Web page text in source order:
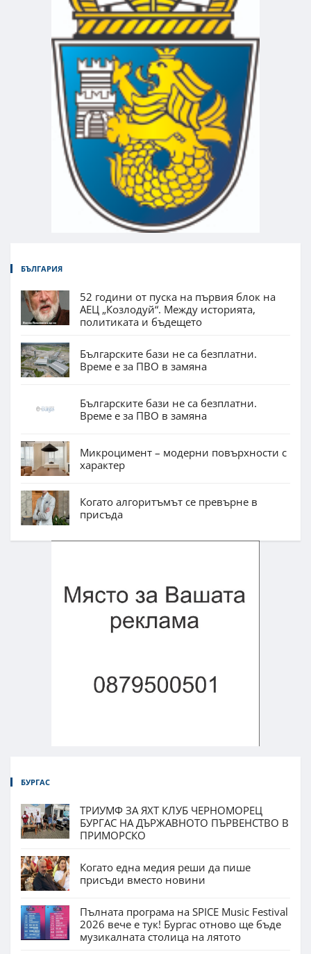
БЪЛГАРИЯ
52 години от пуска на първия блок на
АЕЦ „Козлодуй“. Между историята,
политиката и бъдещето
Българските бази не са безплатни.
Време е за ПВО в замяна
Българските бази не са безплатни.
Време е за ПВО в замяна
Микроцимент – модерни повърхности с
характер
Когато алгоритъмът се превърне в
присъда
БУРГАС
ТРИУМФ ЗА ЯХТ КЛУБ ЧЕРНОМОРЕЦ
БУРГАС НА ДЪРЖАВНОТО ПЪРВЕНСТВО В
ПРИМОРСКО
Когато една медия реши да пише
присъди вместо новини
Пълната програма на SPICE Music Festival
2026 вече е тук! Бургас отново ще бъде
музикалната столица на лятото